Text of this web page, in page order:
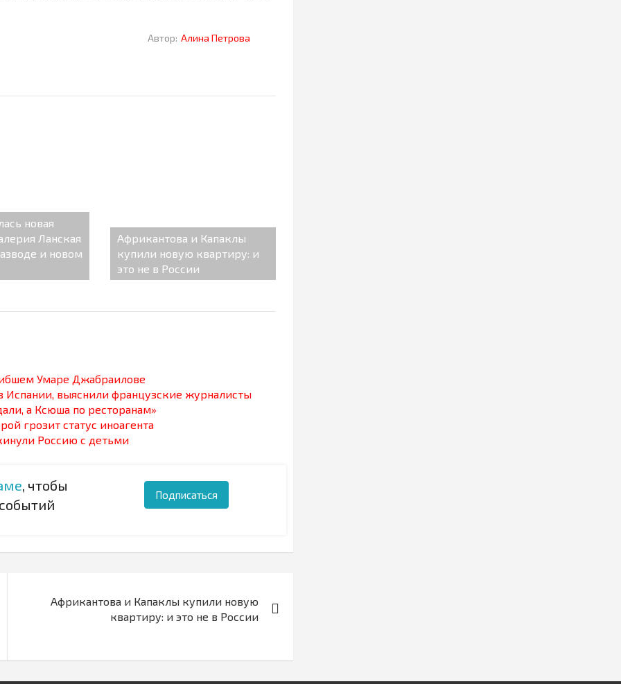
Автор: Алина Петрова
новая
Ланская
и новом
Африкантова и Капаклы
купили новую квартиру: и
это не в России
Умаре Джабраилове
Испании, выяснили французские журналисты
а Ксюша по ресторанам»
грозит статус иноагента
Россию с детьми
, чтобы
Подписаться
Африкантова и Капаклы купили новую
квартиру: и это не в России